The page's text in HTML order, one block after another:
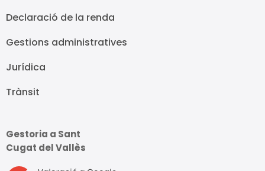
Declaració de la renda
Gestions administratives
Jurídica
Trànsit
Gestoria a Sant
Cugat del Vallès